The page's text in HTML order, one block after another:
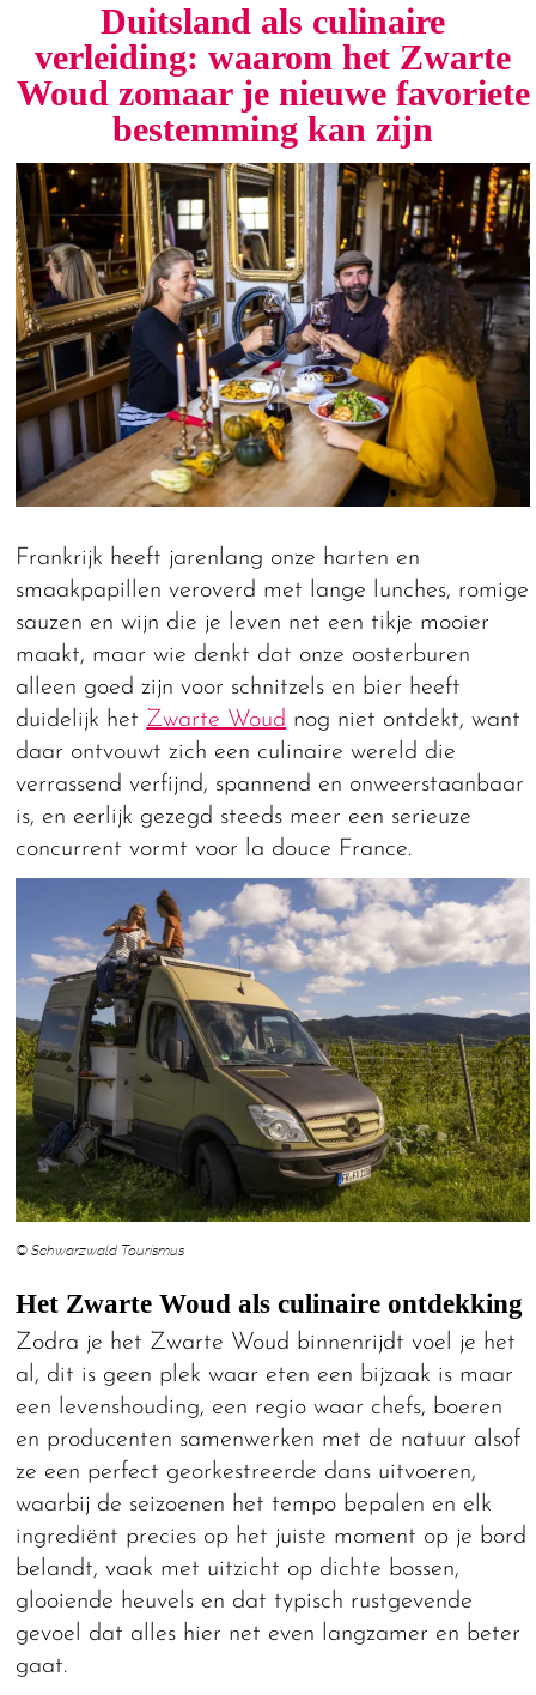
Duitsland als culinaire
verleiding: waarom het Zwarte
Woud zomaar je nieuwe favoriete
bestemming kan zijn
Frankrijk heeft jarenlang onze harten en
smaakpapillen veroverd met lange lunches, romige
sauzen en wijn die je leven net een tikje mooier
maakt, maar wie denkt dat onze oosterburen
alleen goed zijn voor schnitzels en bier heeft
duidelijk het Zwarte Woud nog niet ontdekt, want
daar ontvouwt zich een culinaire wereld die
verrassend verfijnd, spannend en onweerstaanbaar
is, en eerlijk gezegd steeds meer een serieuze
concurrent vormt voor la douce France.
© Schwarzwald Tourismus
Het Zwarte Woud als culinaire ontdekking
Zodra je het Zwarte Woud binnenrijdt voel je het
al, dit is geen plek waar eten een bijzaak is maar
een levenshouding, een regio waar chefs, boeren
en producenten samenwerken met de natuur alsof
ze een perfect georkestreerde dans uitvoeren,
waarbij de seizoenen het tempo bepalen en elk
ingrediënt precies op het juiste moment op je bord
belandt, vaak met uitzicht op dichte bossen,
glooiende heuvels en dat typisch rustgevende
gevoel dat alles hier net even langzamer en beter
gaat.